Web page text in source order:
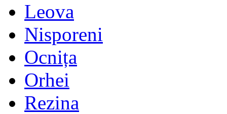
Leova
Nisporeni
Ocnița
Orhei
Rezina